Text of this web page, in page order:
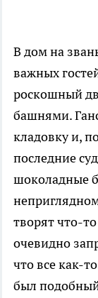
В дом на
важных
роскошный
башнями.
кладовку и,
последние
шоколадные
творят что-
очевидно
что все как-
был подобный